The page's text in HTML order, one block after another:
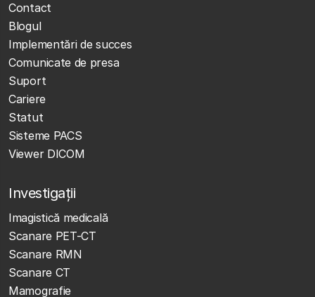
Contact
Blogul
Implementări de succes
Comunicate de presa
Suport
Cariere
Statut
Sisteme PACS
Viewer DICOM
Investigații
Imagistică medicală
Scanare PET-CT
Scanare RMN
Scanare CT
Mamografie